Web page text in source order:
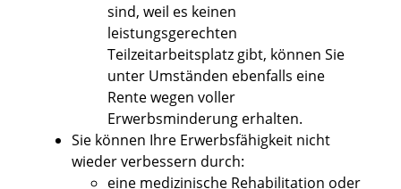
sind, weil es keinen
leistungsgerechten
Teilzeitarbeitsplatz gibt, können Sie
unter Umständen ebenfalls eine
Rente wegen voller
Erwerbsminderung erhalten.
Sie können Ihre Erwerbsfähigkeit nicht
wieder verbessern durch:
eine medizinische Rehabilitation oder